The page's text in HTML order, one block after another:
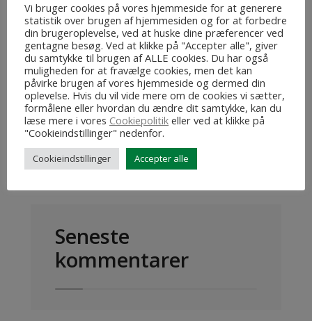
Search
for:
Seneste
kommentarer
Vi bruger cookies på vores hjemmeside for at generere
statistik over brugen af hjemmesiden og for at forbedre
din brugeroplevelse, ved at huske dine præferencer ved
gentagne besøg. Ved at klikke på "Accepter alle", giver
du samtykke til brugen af ALLE cookies. Du har også
muligheden for at fravælge cookies, men det kan
påvirke brugen af vores hjemmeside og dermed din
oplevelse. Hvis du vil vide mere om de cookies vi sætter,
formålene eller hvordan du ændre dit samtykke, kan du
læse mere i vores Cookiepolitik eller ved at klikke på
"Cookieindstillinger" nedenfor.
Cookieindstillinger Accepter alle